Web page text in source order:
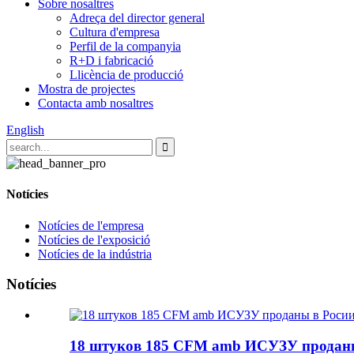
Sobre nosaltres
Adreça del director general
Cultura d'empresa
Perfil de la companyia
R+D i fabricació
Llicència de producció
Mostra de projectes
Contacta amb nosaltres
English
Notícies
Notícies de l'empresa
Notícies de l'exposició
Notícies de la indústria
Notícies
18 штуков 185 CFM amb ИСУЗУ